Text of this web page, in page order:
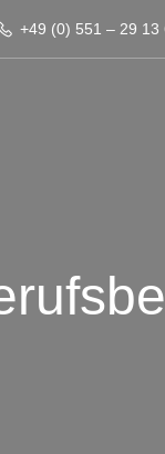
+49 (0) 551 – 29 13